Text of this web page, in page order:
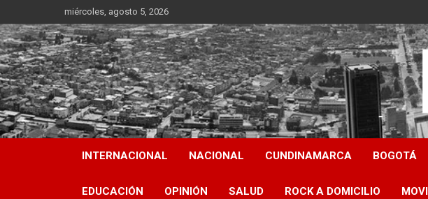
to
content
miércoles, agosto 5, 2026
INTERNACIONAL NACIONAL CUNDINAMARCA BOGOTÁ
EDUCACIÓN OPINIÓN SALUD ROCK A DOMICILIO